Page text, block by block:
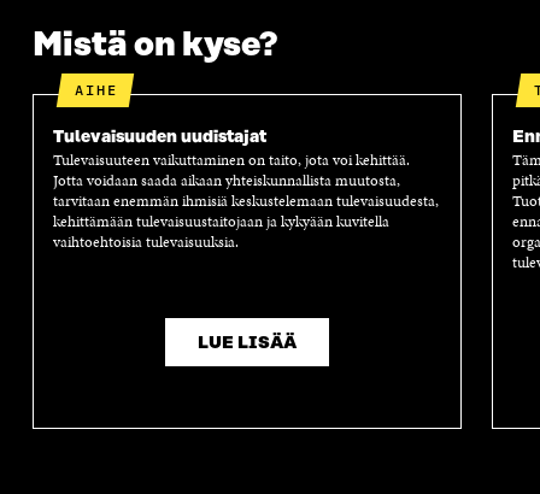
A
I
K
N
A
S
S
A
I
K
A
S
S
A
A
I
N
A
S
S
A
N
A
S
S
Mistä on kyse?
AIHE
Tulevaisuuden uudistajat
Tulevaisuuteen vaikuttaminen on taito, jota voi kehittää.
Jotta voidaan saada aikaan yhteiskunnallista muutosta,
tarvitaan enemmän ihmisiä keskustelemaan tulevaisuudesta,
kehittämään tulevaisuustaitojaan ja kykyään kuvitella
vaihtoehtoisia tulevaisuuksia.
LUE LISÄÄ